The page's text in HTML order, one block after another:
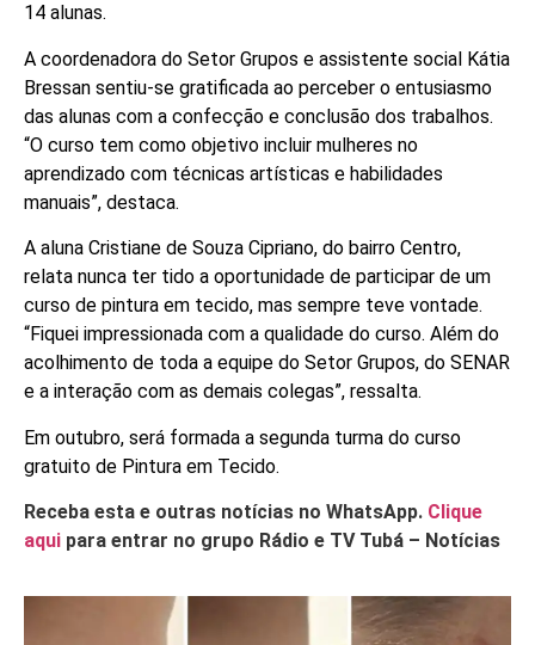
14 alunas.
A coordenadora do Setor Grupos e assistente social Kátia
Bressan sentiu-se gratificada ao perceber o entusiasmo
das alunas com a confecção e conclusão dos trabalhos.
“O curso tem como objetivo incluir mulheres no
aprendizado com técnicas artísticas e habilidades
manuais”, destaca.
A aluna Cristiane de Souza Cipriano, do bairro Centro,
relata nunca ter tido a oportunidade de participar de um
curso de pintura em tecido, mas sempre teve vontade.
“Fiquei impressionada com a qualidade do curso. Além do
acolhimento de toda a equipe do Setor Grupos, do SENAR
e a interação com as demais colegas”, ressalta.
Em outubro, será formada a segunda turma do curso
gratuito de Pintura em Tecido.
Receba esta e outras notícias no WhatsApp. Clique
aqui para entrar no grupo Rádio e TV Tubá – Notícias